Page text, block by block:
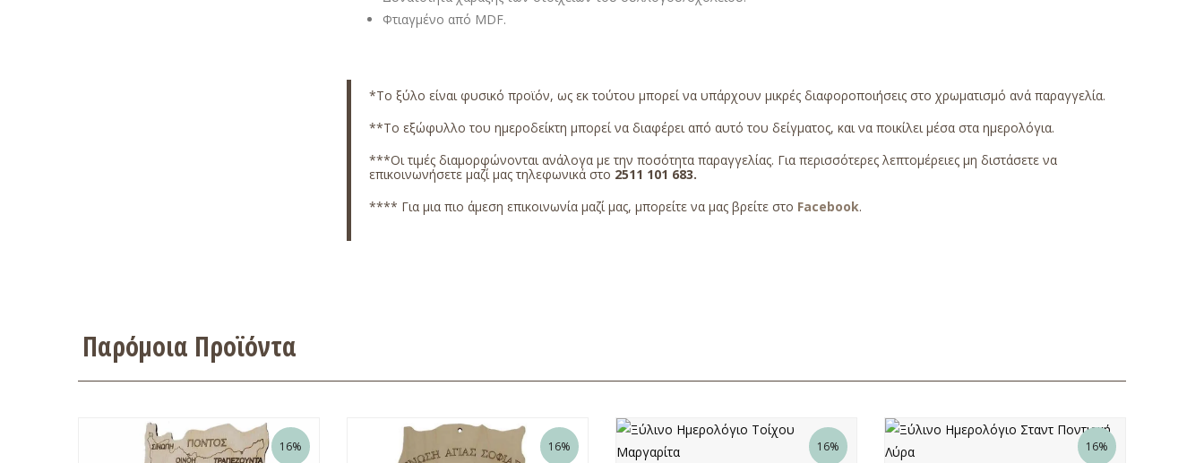
Φτιαγμένο από MDF.
*Το ξύλο είναι φυσικό προϊόν, ως εκ τούτου μπορεί να υπάρχουν μικρές διαφοροποιήσεις στο χρωματισμό ανά παραγγελία.
**Το εξώφυλλο του ημεροδείκτη μπορεί να διαφέρει από αυτό του δείγματος, και να ποικίλει μέσα στα ημερολόγια.
***Οι τιμές διαμορφώνονται ανάλογα με την ποσότητα παραγγελίας. Για περισσότερες λεπτομέρειες μη διστάσετε να
επικοινωνήσετε μαζί μας τηλεφωνικά στο 2511 101 683.
**** Για μια πιο άμεση επικοινωνία μαζί μας, μπορείτε να μας βρείτε στο Facebook.
Παρόμοια Προϊόντα
16% 16% 16% 16%